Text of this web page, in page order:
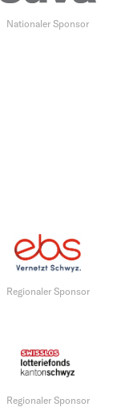
Nationaler Sponsor
Regionaler Sponsor
Regionaler Sponsor